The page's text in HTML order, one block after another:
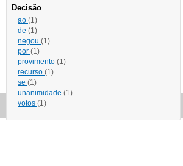
Decisão
ao (1)
de (1)
negou (1)
por (1)
provimento (1)
recurso (1)
se (1)
unanimidade (1)
votos (1)